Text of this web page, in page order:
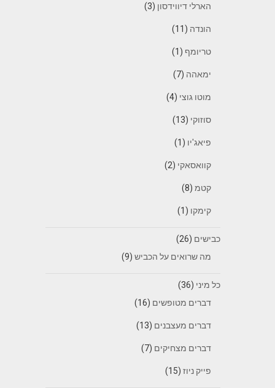
הארלי דיווידסון (3)
הונדה (11)
טריומף (1)
ימאהה (7)
מוטו גוצי (4)
סוזוקי (13)
פיאג'יו (1)
קוואסאקי (2)
קטמ(8)
קימקו (1)
כבישים (26)
מה שרואים על הכביש(9)
כל מיני (36)
דברים מטופשים (16)
דברים מעצבנים (13)
דברים מצחיקים (7)
פייק ניוז(15)